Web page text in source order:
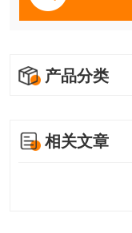
产品分类
相关文章